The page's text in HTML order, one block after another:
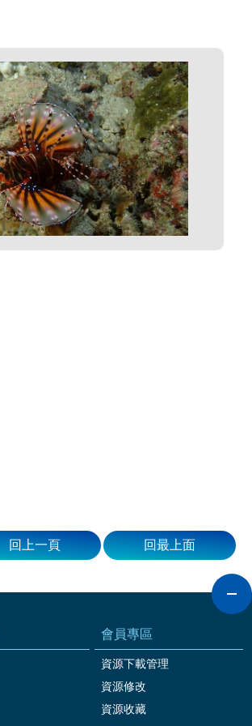
回上一頁 回最上面
會員專區
資源下載管理
資源修改
資源收藏